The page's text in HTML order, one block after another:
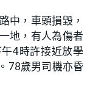
中，車頭損毀，
地，有人為傷者
4時許接近放學
78歲男司機亦昏